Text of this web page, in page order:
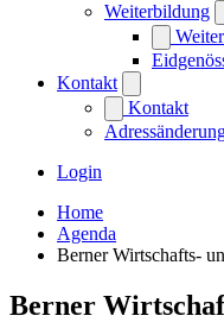
Weiterbildung
Kontakt
Kontakt
Login
Home
Agenda
Berner Wirtschafts-
Berner